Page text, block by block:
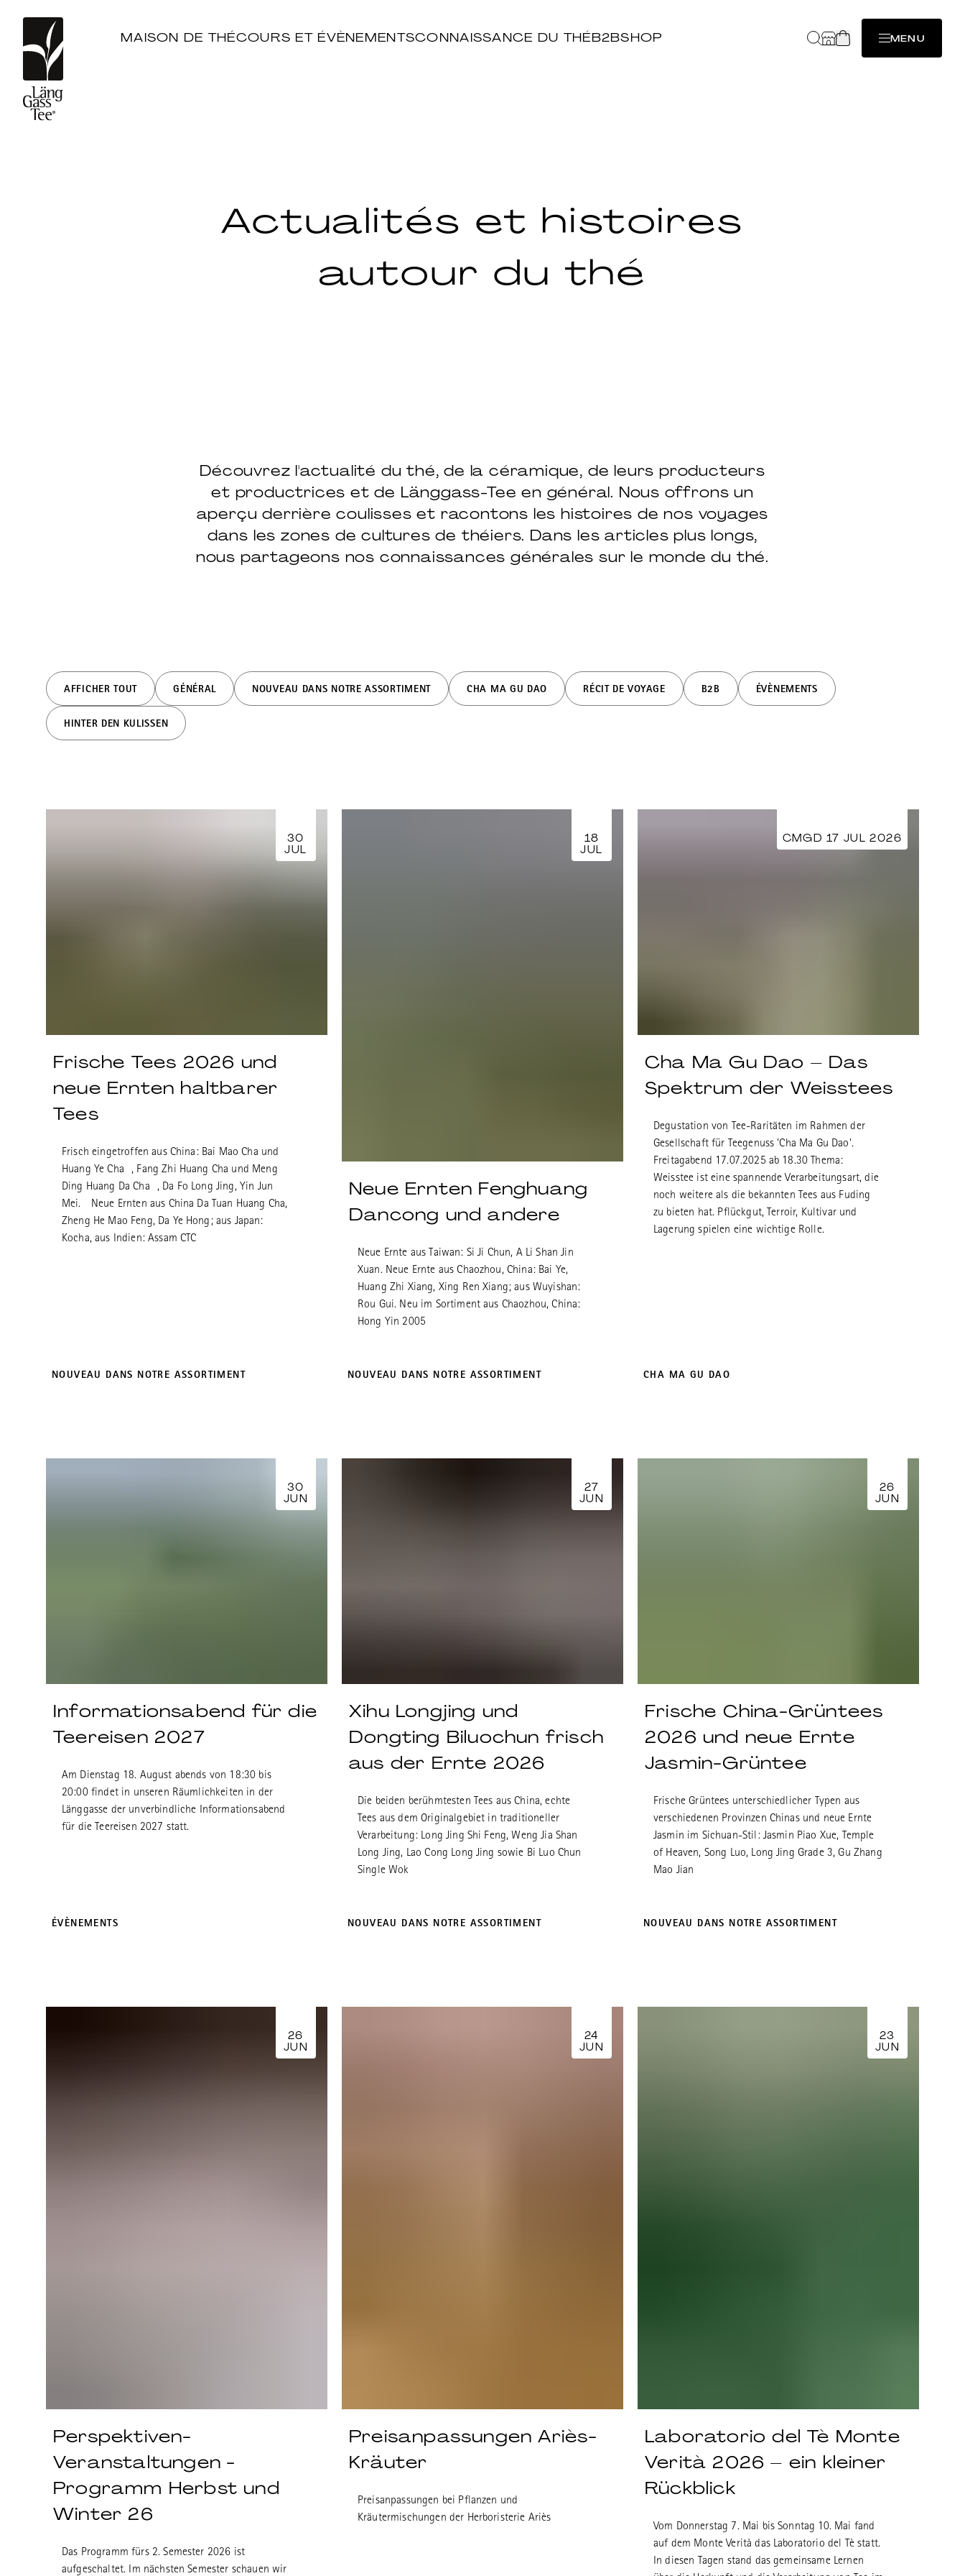
MAISON DE THÉCOURS ET ÉVÈNEMENTSCONNAISSANCE DU THÉB2BSHOP MENU
Actualités et histoires
autour du thé
Découvrez l'actualité du thé, de la céramique, de leurs producteurs
et productrices et de Länggass-Tee en général. Nous offrons un
aperçu derrière coulisses et racontons les histoires de nos voyages
dans les zones de cultures de théiers. Dans les articles plus longs,
nous partageons nos connaissances générales sur le monde du thé.
AFFICHER TOUT GÉNÉRAL NOUVEAU DANS NOTRE ASSORTIMENT CHA MA GU DAO RÉCIT DE VOYAGE B2B ÉVÈNEMENTS
HINTER DEN KULISSEN
30
JUL
Frische Tees 2026 und
neue Ernten haltbarer
Tees
Frisch eingetroffen aus China: Bai Mao Cha und
Huang Ye Cha , Fang Zhi Huang Cha und Meng
Ding Huang Da Cha , Da Fo Long Jing, Yin Jun
Mei. Neue Ernten aus China Da Tuan Huang Cha,
Zheng He Mao Feng, Da Ye Hong; aus Japan:
Kocha, aus Indien: Assam CTC
NOUVEAU DANS NOTRE ASSORTIMENT
18
JUL
Neue Ernten Fenghuang
Dancong und andere
Neue Ernte aus Taiwan: Si Ji Chun, A Li Shan Jin
Xuan. Neue Ernte aus Chaozhou, China: Bai Ye,
Huang Zhi Xiang, Xing Ren Xiang; aus Wuyishan:
Rou Gui. Neu im Sortiment aus Chaozhou, China:
Hong Yin 2005
NOUVEAU DANS NOTRE ASSORTIMENT
CMGD 17 JUL 2026
Cha Ma Gu Dao – Das
Spektrum der Weisstees
Degustation von Tee-Raritäten im Rahmen der
Gesellschaft für Teegenuss 'Cha Ma Gu Dao'.
Freitagabend 17.07.2025 ab 18.30 Thema:
Weisstee ist eine spannende Verarbeitungsart, die
noch weitere als die bekannten Tees aus Fuding
zu bieten hat. Pflückgut, Terroir, Kultivar und
Lagerung spielen eine wichtige Rolle.
CHA MA GU DAO
30
JUN
Informationsabend für die
Teereisen 2027
Am Dienstag 18. August abends von 18:30 bis
20:00 findet in unseren Räumlichkeiten in der
Länggasse der unverbindliche Informationsabend
für die Teereisen 2027 statt.
ÉVÈNEMENTS
27
JUN
Xihu Longjing und
Dongting Biluochun frisch
aus der Ernte 2026
Die beiden berühmtesten Tees aus China, echte
Tees aus dem Originalgebiet in traditioneller
Verarbeitung: Long Jing Shi Feng, Weng Jia Shan
Long Jing, Lao Cong Long Jing sowie Bi Luo Chun
Single Wok
NOUVEAU DANS NOTRE ASSORTIMENT
26
JUN
Frische China-Grüntees
2026 und neue Ernte
Jasmin-Grüntee
Frische Grüntees unterschiedlicher Typen aus
verschiedenen Provinzen Chinas und neue Ernte
Jasmin im Sichuan-Stil: Jasmin Piao Xue, Temple
of Heaven, Song Luo, Long Jing Grade 3, Gu Zhang
Mao Jian
NOUVEAU DANS NOTRE ASSORTIMENT
26
JUN
Perspektiven-
Veranstaltungen -
Programm Herbst und
Winter 26
Das Programm fürs 2. Semester 2026 ist
aufgeschaltet. Im nächsten Semester schauen wir
24
JUN
Preisanpassungen Ariès-
Kräuter
Preisanpassungen bei Pflanzen und
Kräutermischungen der Herboristerie Ariès
23
JUN
Laboratorio del Tè Monte
Verità 2026 – ein kleiner
Rückblick
Vom Donnerstag 7. Mai bis Sonntag 10. Mai fand
auf dem Monte Verità das Laboratorio del Tè statt.
In diesen Tagen stand das gemeinsame Lernen